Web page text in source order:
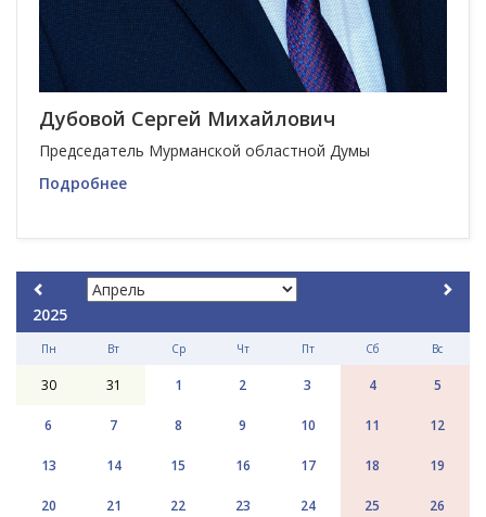
Дубовой Сергей Михайлович
Председатель Мурманской областной Думы
Подробнее
2025
Пн Вт Ср Чт Пт Сб Вс
30 31 1 2 3 4 5
6 7 8 9 10 11 12
13 14 15 16 17 18 19
20 21 22 23 24 25 26